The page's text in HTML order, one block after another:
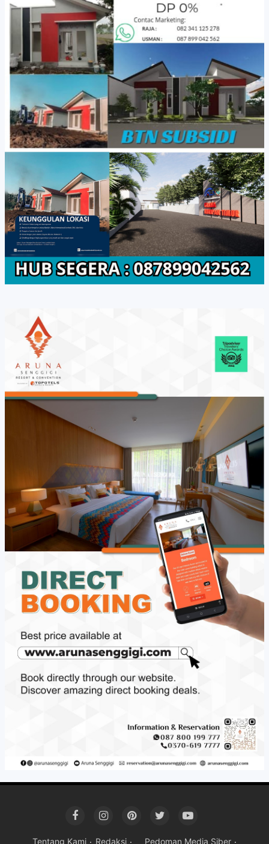
Tentang Kami Redaksi Pedoman Media Siber